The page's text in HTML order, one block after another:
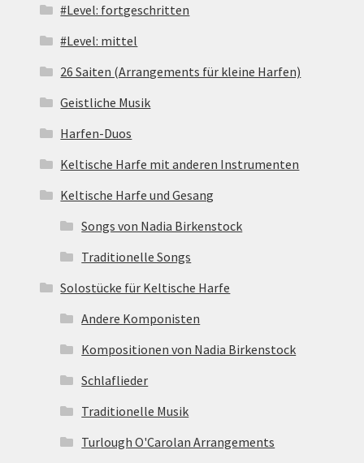
#Level: fortgeschritten
#Level: mittel
26 Saiten (Arrangements für kleine Harfen)
Geistliche Musik
Harfen-Duos
Keltische Harfe mit anderen Instrumenten
Keltische Harfe und Gesang
Songs von Nadia Birkenstock
Traditionelle Songs
Solostücke für Keltische Harfe
Andere Komponisten
Kompositionen von Nadia Birkenstock
Schlaflieder
Traditionelle Musik
Turlough O'Carolan Arrangements